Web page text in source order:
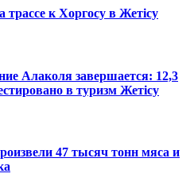
к Хоргосу в Жетісу
Алаколя завершается: 12,3
в туризм Жетісу
47 тысяч тонн мяса и